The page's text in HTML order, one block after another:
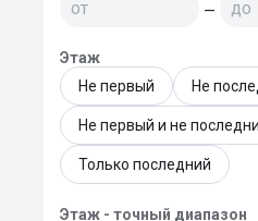
—
Этаж
Не первый
Не
Не первый и не
Только последний
Этаж - точный диапазон